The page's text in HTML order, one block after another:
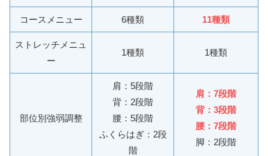
コースメニュー 6種類 11種類
ストレッチメニュ
ー
1種類 1種類
部位別強弱調整
肩：5段階
背：2段階
腰：5段階
ふくらはぎ：2段
階
肩：7段階
背：3段階
腰：7段階
脚：2段階